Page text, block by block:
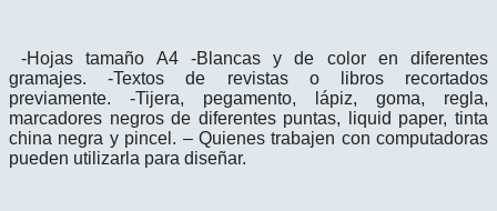
-Hojas tamaño A4 -Blancas y de color en diferentes
gramajes. -Textos de revistas o libros recortados
previamente. -Tijera, pegamento, lápiz, goma, regla,
marcadores negros de diferentes puntas, liquid paper, tinta
china negra y pincel. – Quienes trabajen con computadoras
pueden utilizarla para diseñar.